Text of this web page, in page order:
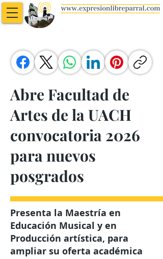
Abre Facultad de
Artes de la UACH
convocatoria 2026
para nuevos
posgrados
Presenta la Maestría en
Educación Musical y en
Producción artística, para
ampliar su oferta académica